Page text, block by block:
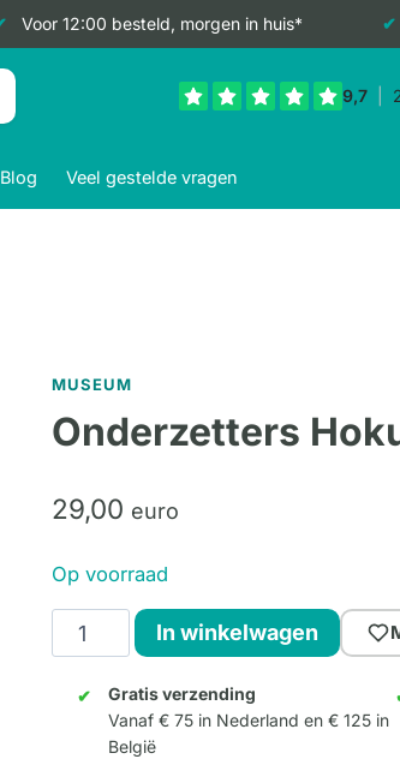
Voor 12:00 besteld, morgen in huis*
Blog Veel gestelde vragen
MUSEUM
Onderzetters
29,00 euro
Op voorraad
Onderzetters
Hokusai
(coasters)
aantal
In winkelwagen
Gratis verzending
Vanaf € 75 in Nederland en € 125 in
België